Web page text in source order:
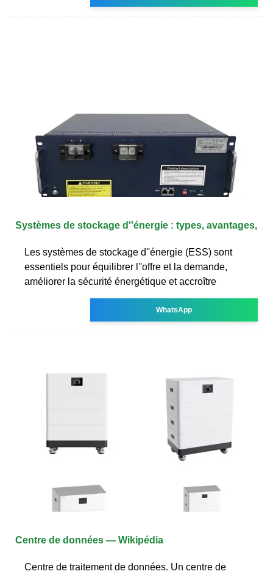
Systèmes de stockage d''énergie : types, avantages,
Les systèmes de stockage d''énergie (ESS) sont
essentiels pour équilibrer l''offre et la demande,
améliorer la sécurité énergétique et accroître
WhatsApp
Centre de données — Wikipédia
Centre de traitement de données. Un centre de